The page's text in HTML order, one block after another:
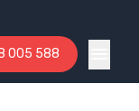
005 588